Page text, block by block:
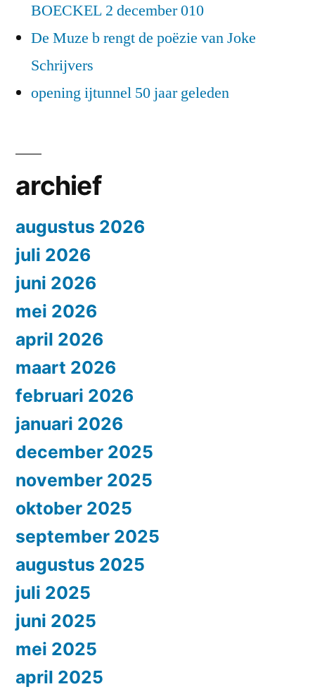
BOECKEL 2 december 010
De Muze b rengt de poëzie van Joke
Schrijvers
opening ijtunnel 50 jaar geleden
archief
augustus 2026
juli 2026
juni 2026
mei 2026
april 2026
maart 2026
februari 2026
januari 2026
december 2025
november 2025
oktober 2025
september 2025
augustus 2025
juli 2025
juni 2025
mei 2025
april 2025